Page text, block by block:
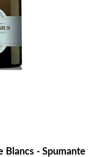
Blancs - Spumante